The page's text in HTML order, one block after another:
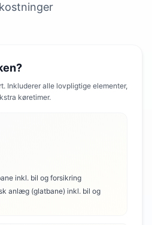
Inkluderer alle lovpligtige elementer,
køretimer.
inkl. bil og forsikring
anlæg (glatbane) inkl. bil og